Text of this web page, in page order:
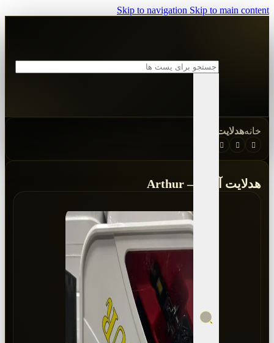
Skip to navigation Skip to main content
خانههدلایت mzm
هدلایت آرتور – Arthur